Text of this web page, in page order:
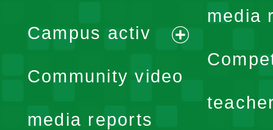
media
expand
menu
Campus activ
expand
Community video
media reports